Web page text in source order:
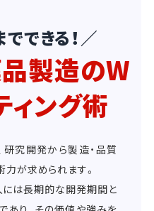
できる！／
製造のW
ィング術
研究開発から製造・品質
が求められます。
には長期的な開発期間と